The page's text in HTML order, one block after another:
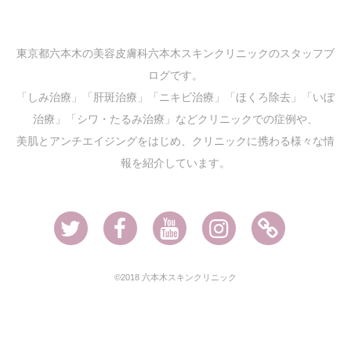
東京都六本木の美容皮膚科六本木スキンクリニックのスタッフブ
ログです。
「しみ治療」「肝斑治療」「ニキビ治療」「ほくろ除去」「いぼ
治療」「シワ・たるみ治療」などクリニックでの症例や、
美肌とアンチエイジングをはじめ、クリニックに携わる様々な情
報を紹介しています。
Twitter FacebookYoutube InstagramAmeblo
©2018 六本木スキンクリニック